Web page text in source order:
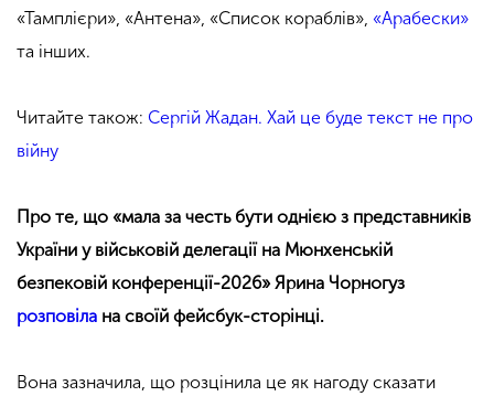
«Тамплієри», «Антена», «Список кораблів», «Арабески»
та інших.
Читайте також: Сергій Жадан. Хай це буде текст не про
війну
Про те, що «мала за честь бути однією з представників
України у військовій делегації на Мюнхенській
безпековій конференції-2026» Ярина Чорногуз
розповіла на своїй фейсбук-сторінці.
Вона зазначила, що розцінила це як нагоду сказати